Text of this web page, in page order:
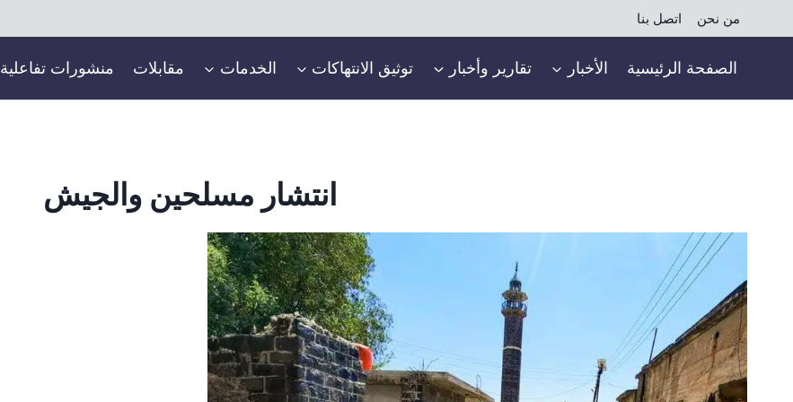
إلى
من نحن اتصل بنا
الصفحة الرئيسية الأخبار تقارير وأخبار توثيق الانتهاكات الخدمات مقابلات منشورات تفاعلية
انتشار مسلحين والجيش